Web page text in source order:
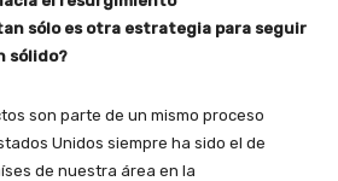
sólo es otra estrategia para seguir
sólido?
son parte de un mismo proceso
Unidos siempre ha sido el de
de nuestra área en la